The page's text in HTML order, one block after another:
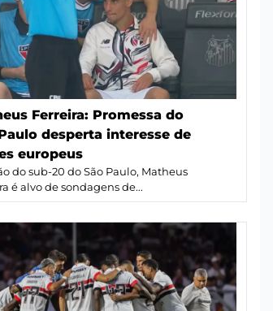
Ferreira: Promessa do
desperta interesse de
europeus
do sub-20 do São Paulo, Matheus
é alvo de sondagens de...